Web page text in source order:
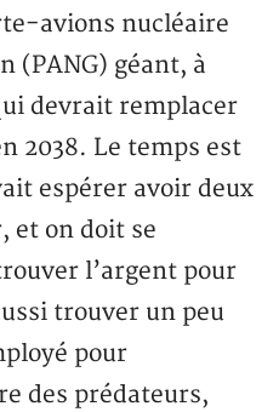
avions nucléaire
(PANG) géant, à
devrait remplacer
2038. Le temps est
espérer avoir deux
et on doit se
l’argent pour
trouver un peu
pour
des prédateurs,